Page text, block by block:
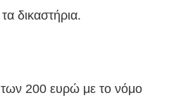
δικαστήρια.
200 ευρώ με το νόμο